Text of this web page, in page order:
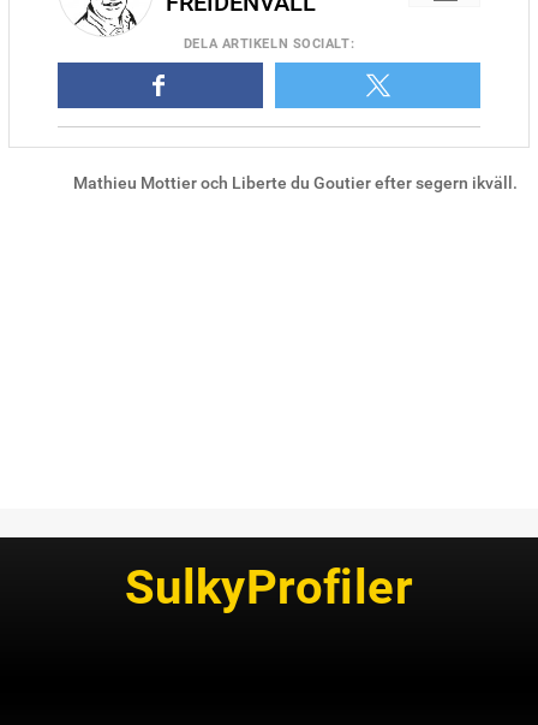
Mathieu Mottier och Liberte du Goutier efter segern ikväll.
DELA ARTIKELN SOCIALT:
SulkyProfiler